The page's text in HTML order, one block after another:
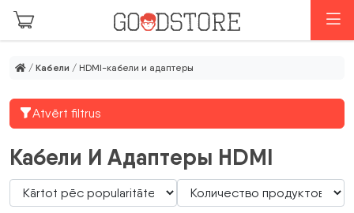
Перейти к основному содержанию
/ Кабели / HDMI-кабели и адаптеры
Atvērt filtrus
Кабели И Адаптеры HDMI